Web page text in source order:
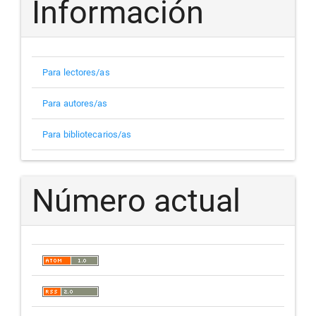
Información
Para lectores/as
Para autores/as
Para bibliotecarios/as
Número actual